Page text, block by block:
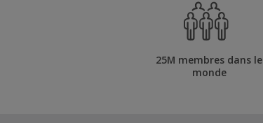
25M membres dans le
monde